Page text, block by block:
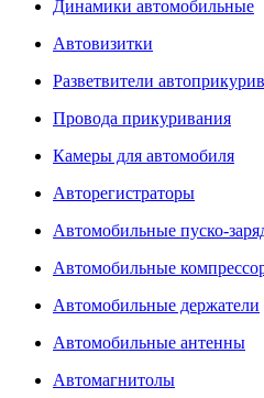
Динамики автомобильные
Автовизитки
Разветвители
Провода прикуривания
Камеры для автомобиля
Авторегистраторы
Автомобильные пуско-
Автомобильные
Автомобильные держатели
Автомобильные антенны
Автомагнитолы